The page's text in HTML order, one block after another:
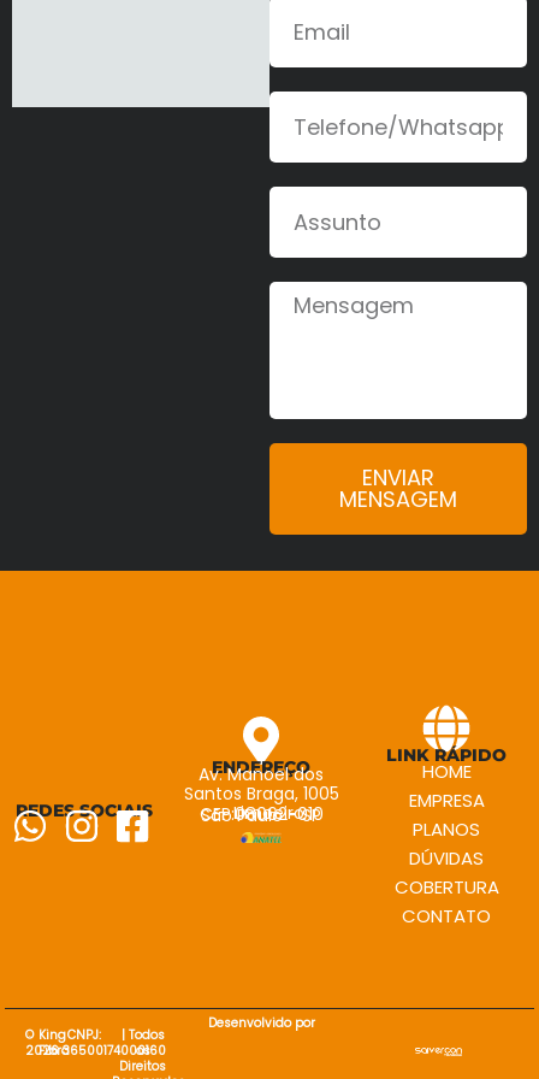
ENVIAR
MENSAGEM
REDES SOCIAIS
ENDEREÇO
Av. Manoel dos
Santos Braga, 1005
- Limoeiro
CEP:08062-010
São Paulo - SP
LINK RÁPIDO
HOME
EMPRESA
PLANOS
DÚVIDAS
COBERTURA
CONTATO
©
2026
King
Fibra
CNPJ:
36500174000160
| Todos
os
Direitos
Desenvolvido por